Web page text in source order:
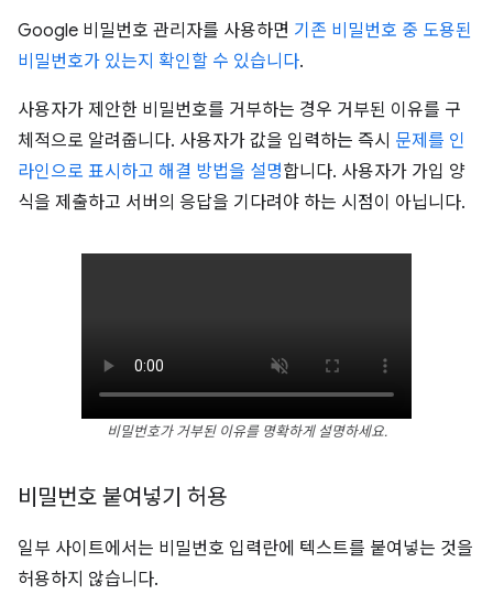
Google 비밀번호 관리자를 사용하면 기존 비밀번호 중 도용된
비밀번호가 있는지 확인할 수 있습니다.
사용자가 제안한 비밀번호를 거부하는 경우 거부된 이유를 구
체적으로 알려줍니다. 사용자가 값을 입력하는 즉시 문제를 인
라인으로 표시하고 해결 방법을 설명합니다. 사용자가 가입 양
식을 제출하고 서버의 응답을 기다려야 하는 시점이 아닙니다.
비밀번호가 거부된 이유를 명확하게 설명하세요.
비밀번호 붙여넣기 허용
일부 사이트에서는 비밀번호 입력란에 텍스트를 붙여넣는 것을
허용하지 않습니다.